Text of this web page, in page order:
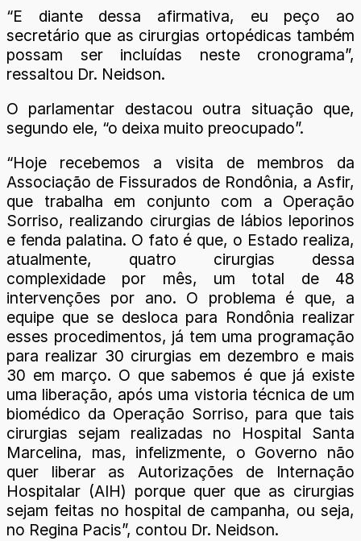
“E diante dessa afirmativa, eu peço ao
secretário que as cirurgias ortopédicas também
possam ser incluídas neste cronograma”,
ressaltou Dr. Neidson.
O parlamentar destacou outra situação que,
segundo ele, “o deixa muito preocupado”.
“Hoje recebemos a visita de membros da
Associação de Fissurados de Rondônia, a Asfir,
que trabalha em conjunto com a Operação
Sorriso, realizando cirurgias de lábios leporinos
e fenda palatina. O fato é que, o Estado realiza,
atualmente, quatro cirurgias dessa
complexidade por mês, um total de 48
intervenções por ano. O problema é que, a
equipe que se desloca para Rondônia realizar
esses procedimentos, já tem uma programação
para realizar 30 cirurgias em dezembro e mais
30 em março. O que sabemos é que já existe
uma liberação, após uma vistoria técnica de um
biomédico da Operação Sorriso, para que tais
cirurgias sejam realizadas no Hospital Santa
Marcelina, mas, infelizmente, o Governo não
quer liberar as Autorizações de Internação
Hospitalar (AIH) porque quer que as cirurgias
sejam feitas no hospital de campanha, ou seja,
no Regina Pacis”, contou Dr. Neidson.